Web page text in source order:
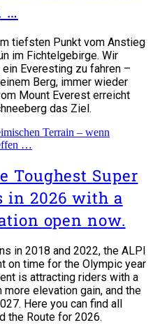
…
tiefsten Punkt vom Anstieg
im Fichtelgebirge. Wir
Everesting zu fahren –
Berg, immer wieder
Mount Everest erreicht
das Ziel.
Terrain – wenn
…
Toughest Super
in 2026 with a
open now.
in 2018 and 2022, the ALPI
on time for the Olympic year
is attracting riders with a
elevation gain, and the
Here you can find all
the Route for 2026.